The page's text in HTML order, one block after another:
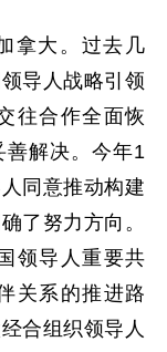
拿大。过去几
导人战略引领
往合作全面恢
善解决。今年1
同意推动构建
了努力方向。
领导人重要共
关系的推进路
合组织领导人